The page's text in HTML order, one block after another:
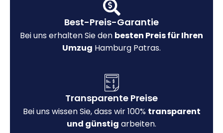
Best-Preis-Garantie
Bei uns erhalten Sie den besten Preis für Ihren
Umzug Hamburg Patras.
Transparente Preise
Bei uns wissen Sie, dass wir 100% transparent
und günstig arbeiten.